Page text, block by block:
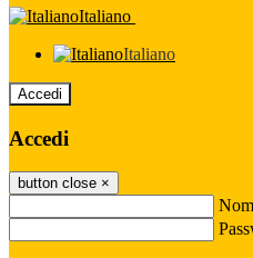
Italiano
Italiano
Accedi
Accedi
button close ×